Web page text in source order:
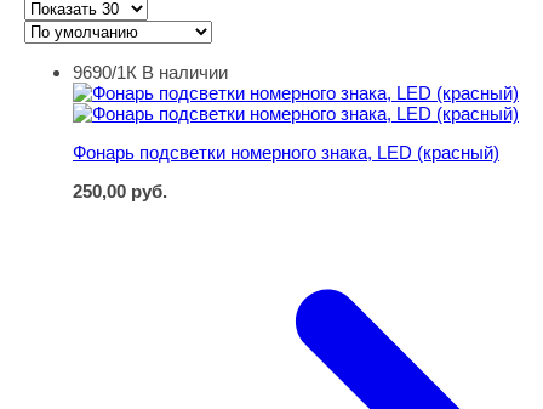
Фонарь подсветки номерного знака, LED (красный)
9690/1К В наличии
Фонарь подсветки номерного знака, LED (красный)
250,00 руб.